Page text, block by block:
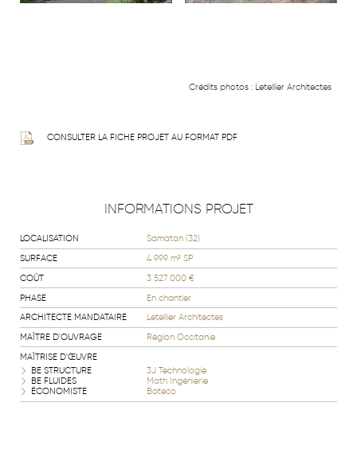
Crédits photos : Letellier Architectes
CONSULTER LA FICHE PROJET AU FORMAT PDF
INFORMATIONS PROJET
LOCALISATION
Samatan (32)
SURFACE
4 999 m² SP
COÛT
3 527 000 €
PHASE
En chantier
ARCHITECTE MANDATAIRE
Letellier Architectes
MAÎTRE D'OUVRAGE
Région Occitanie
MAÎTRISE D'ŒUVRE
BE STRUCTURE
3J Technologie
BE FLUIDES
Math Ingénierie
ÉCONOMISTE
Bateco